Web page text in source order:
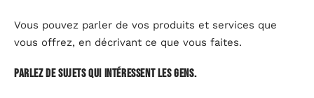
Vous pouvez parler de vos produits et services que
vous offrez, en décrivant ce que vous faites.
Parlez de sujets qui intéressent les gens.